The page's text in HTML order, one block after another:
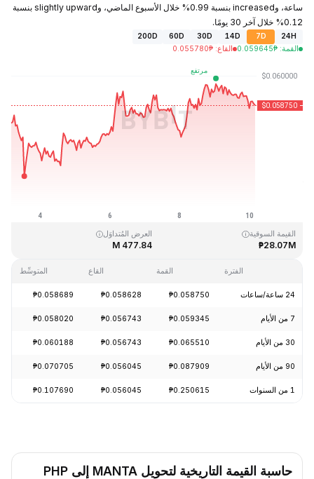
ساعة، وincreased بنسبة 0.99% خلال الأسبوع الماضي، وslightly upward بنسبة
0.12% خلال آخر 30 يومًا.
24H
7D
14D
30D
60D
200D
القمة:
₱
0.059645 القاع:
₱
0.055780
₱0.054621
القيمة السوقية
₱28.07M
العرض المُتداوَل
477.84 M
الفترة القمة القاع المتوسِّط
24 ساعة/ساعات ₱0.058750
₱0.058628
₱0.058689
7 من الأيام ₱0.059345
₱0.056743
₱0.058020
30 من الأيام ₱0.065510
₱0.056743
₱0.060188
90 من الأيام ₱0.087909
₱0.056045
₱0.070705
1 من السنوات ₱0.250615
₱0.056045
₱0.107690
حاسبة القيمة التاريخية لتحويل MANTA إلى PHP